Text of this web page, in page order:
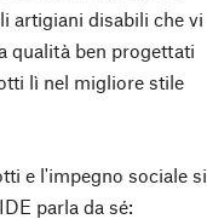
artigiani disabili che vi
qualità ben progettati
lì nel migliore stile
e l'impegno sociale si
parla da sé: